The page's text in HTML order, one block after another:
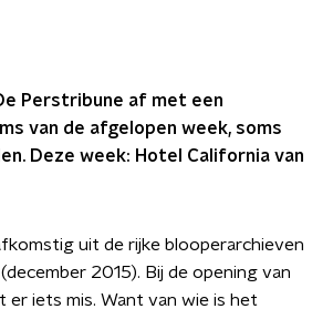
Perstribune af met een
van de afgelopen week, soms
Deze week: Hotel California van
uit de rijke blooperarchieven
2015). Bij de opening van
er iets mis. Want van wie is het